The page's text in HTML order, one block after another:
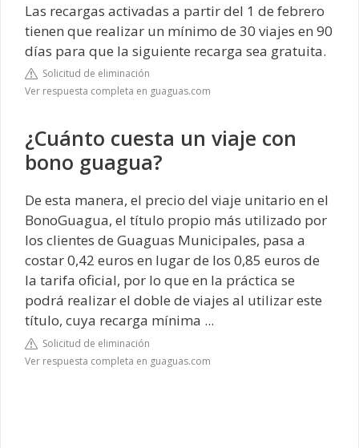
Las recargas activadas a partir del 1 de febrero
tienen que realizar un mínimo de 30 viajes en 90
días para que la siguiente recarga sea gratuita.
Solicitud de eliminación
Ver respuesta completa en guaguas.com
¿Cuánto cuesta un viaje con
bono guagua?
De esta manera, el precio del viaje unitario en el
BonoGuagua, el título propio más utilizado por
los clientes de Guaguas Municipales, pasa a
costar 0,42 euros en lugar de los 0,85 euros de
la tarifa oficial, por lo que en la práctica se
podrá realizar el doble de viajes al utilizar este
título, cuya recarga mínima ...
Solicitud de eliminación
Ver respuesta completa en guaguas.com